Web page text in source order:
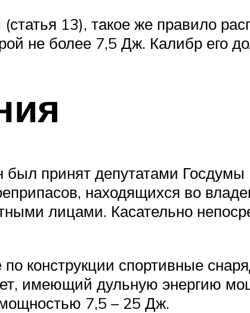
13), такое же правило
не более 7,5 Дж. Калибр его
принят депутатами Госдумы
находящихся во
лицами. Касательно
конструкции спортивные
имеющий дульную энергию
7,5 – 25 Дж.